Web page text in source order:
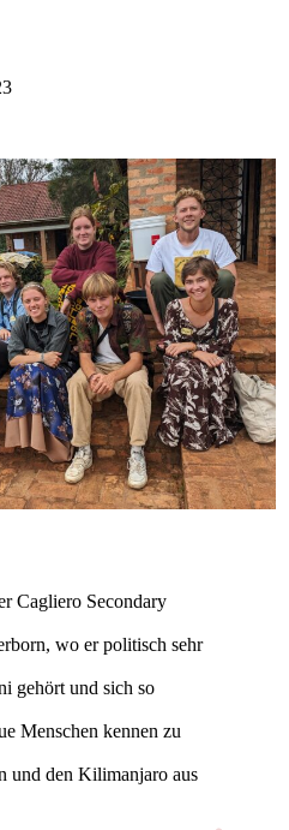
Cagliero Secondary
wo er politisch sehr
gehört und sich so
Menschen kennen zu
und den Kilimanjaro aus